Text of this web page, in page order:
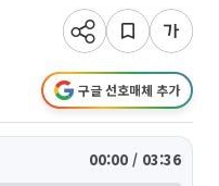
구글 선호매체 추가
00:00 / 03:36